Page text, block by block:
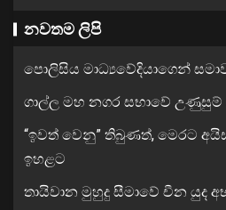
නවතම ලිපි
පොලිසිය මාධ්‍යවේදියාගෙන්
ගාල්ල මහ නගර සභාවේ
“ඉවත් වෙනු” තිබුණත්, මෙරට අයිස්
ඉහළට
තායිවාන මුහුදු සීමාවේ චීන යුද